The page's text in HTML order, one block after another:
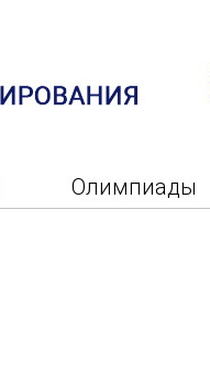
Олимпиады